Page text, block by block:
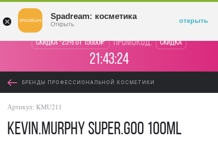
Скидка -25% от 15000₽ промокод: Скидка
21:43:24
БРЕНДЫ ПРОФЕССИОНАЛЬНОЙ КОСМЕТИКИ
Артикул: KMU211
KEVIN.MURPHY Super.Goo 100ml
Spadream: косметика
Открыть открыть